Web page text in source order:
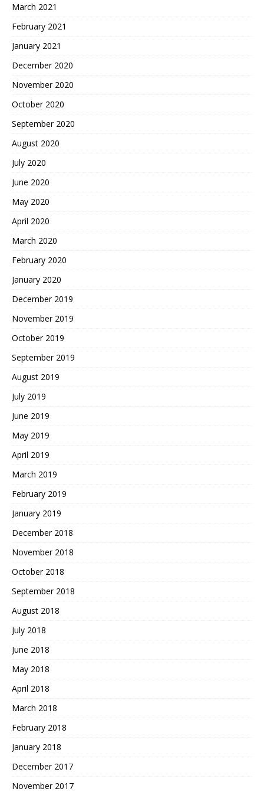
March 2021
February 2021
January 2021
December 2020
November 2020
October 2020
September 2020
August 2020
July 2020
June 2020
May 2020
April 2020
March 2020
February 2020
January 2020
December 2019
November 2019
October 2019
September 2019
August 2019
July 2019
June 2019
May 2019
April 2019
March 2019
February 2019
January 2019
December 2018
November 2018
October 2018
September 2018
August 2018
July 2018
June 2018
May 2018
April 2018
March 2018
February 2018
January 2018
December 2017
November 2017